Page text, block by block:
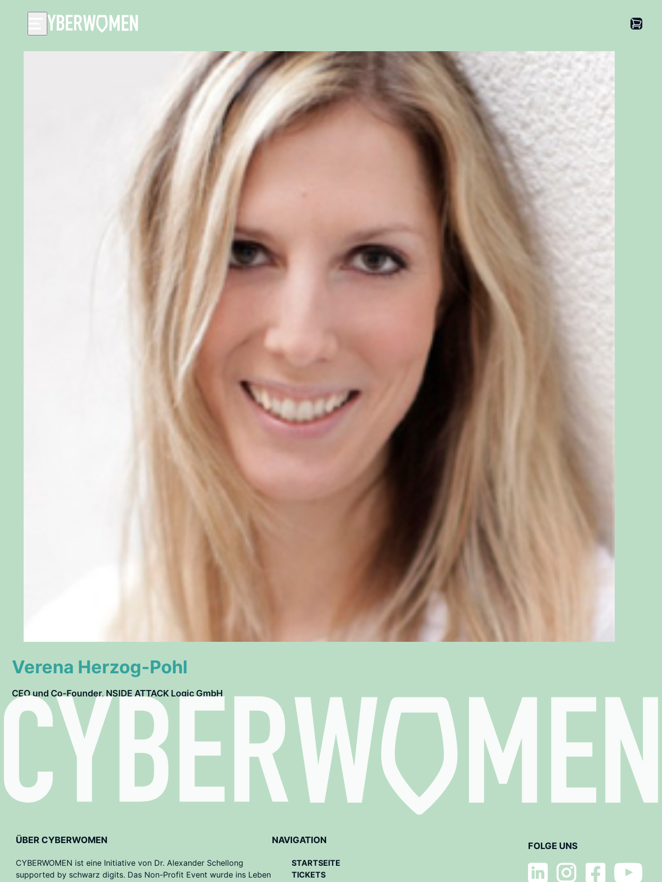
Verena Herzog-Pohl
CEO und Co-Founder, NSIDE ATTACK Logic GmbH
ÜBER CYBERWOMEN
CYBERWOMEN ist eine Initiative von Dr. Alexander Schellong
supported by schwarz digits. Das Non-Profit Event wurde ins Leben
NAVIGATION
STARTSEITE
TICKETS
FOLGE UNS